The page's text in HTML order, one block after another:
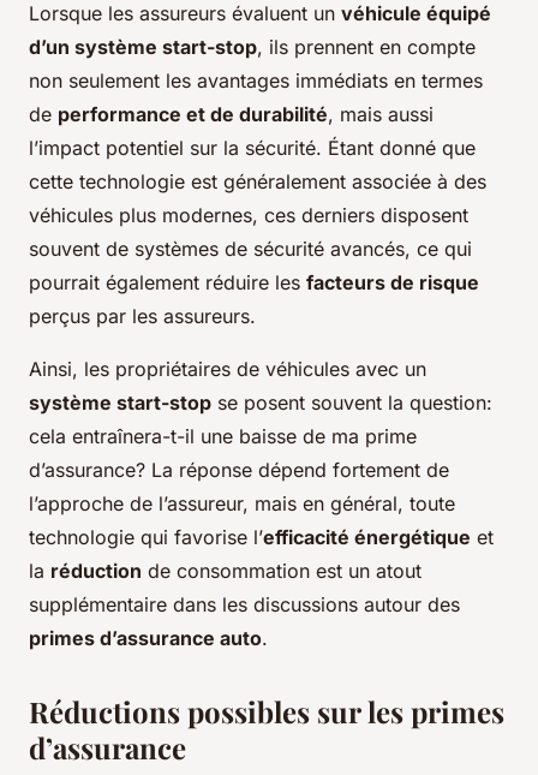
Lorsque les assureurs évaluent un véhicule équipé
d’un système start-stop, ils prennent en compte
non seulement les avantages immédiats en termes
de performance et de durabilité, mais aussi
l’impact potentiel sur la sécurité. Étant donné que
cette technologie est généralement associée à des
véhicules plus modernes, ces derniers disposent
souvent de systèmes de sécurité avancés, ce qui
pourrait également réduire les facteurs de risque
perçus par les assureurs.
Ainsi, les propriétaires de véhicules avec un
système start-stop se posent souvent la question:
cela entraînera-t-il une baisse de ma prime
d’assurance? La réponse dépend fortement de
l’approche de l’assureur, mais en général, toute
technologie qui favorise l’efficacité énergétique et
la réduction de consommation est un atout
supplémentaire dans les discussions autour des
primes d’assurance auto.
Réductions possibles sur les primes
d’assurance